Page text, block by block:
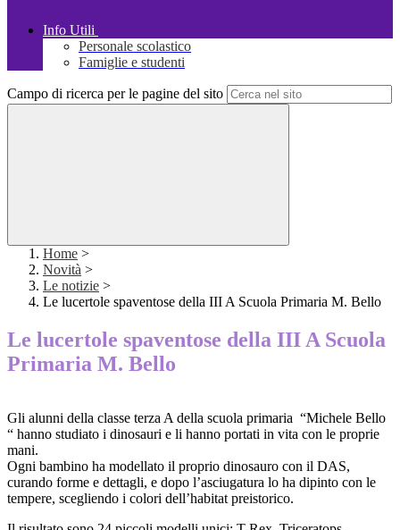
Info Utili
Personale scolastico
Famiglie e studenti
Campo di ricerca per le pagine del sito
Home >
Novità >
Le notizie >
Le lucertole spaventose della III A Scuola Primaria M. Bello
Le lucertole spaventose della III A Scuola
Primaria M. Bello
Gli alunni della classe terza A della scuola primaria “Michele Bello
“ hanno studiato i dinosauri e li hanno portati in vita con le proprie
mani.
Ogni bambino ha modellato il proprio dinosauro con il DAS,
curando forme e dettagli, e dopo l’asciugatura lo ha dipinto con le
tempere, scegliendo i colori dell’habitat preistorico.